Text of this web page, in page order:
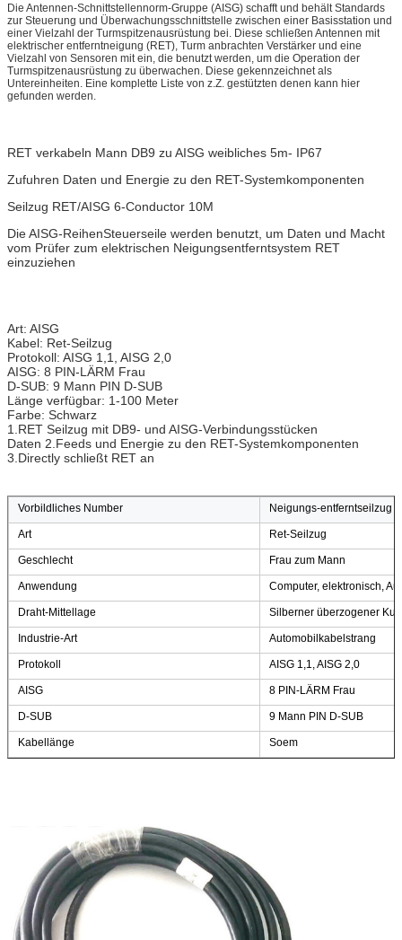
Die Antennen-Schnittstellennorm-Gruppe (AISG) schafft und behält Standards
zur Steuerung und Überwachungsschnittstelle zwischen einer Basisstation und
einer Vielzahl der Turmspitzenausrüstung bei. Diese schließen Antennen mit
elektrischer entferntneigung (RET), Turm anbrachten Verstärker und eine
Vielzahl von Sensoren mit ein, die benutzt werden, um die Operation der
Turmspitzenausrüstung zu überwachen. Diese gekennzeichnet als
Untereinheiten. Eine komplette Liste von z.Z. gestützten denen kann hier
gefunden werden.
RET verkabeln Mann DB9 zu AISG weibliches 5m- IP67
Zufuhren Daten und Energie zu den RET-Systemkomponenten
Seilzug RET/AISG 6-Conductor 10M
Die AISG-ReihenSteuerseile werden benutzt, um Daten und Macht
vom Prüfer zum elektrischen Neigungsentferntsystem RET
einzuziehen
Art: AISG
Kabel: Ret-Seilzug
Protokoll: AISG 1,1, AISG 2,0
AISG: 8 PIN-LÄRM Frau
D-SUB: 9 Mann PIN D-SUB
Länge verfügbar: 1-100 Meter
Farbe: Schwarz
1.RET Seilzug mit DB9- und AISG-Verbindungsstücken
Daten 2.Feeds und Energie zu den RET-Systemkomponenten
3.Directly schließt RET an
Vorbildliches Number Neigungs-entferntseilzug
Art Ret-Seilzug
Geschlecht Frau zum Mann
Anwendung Computer, elektronisch,
Draht-Mittellage Silberner überzogener
Industrie-Art Automobilkabelstrang
Protokoll AISG 1,1, AISG 2,0
AISG 8 PIN-LÄRM Frau
D-SUB 9 Mann PIN D-SUB
Kabellänge Soem